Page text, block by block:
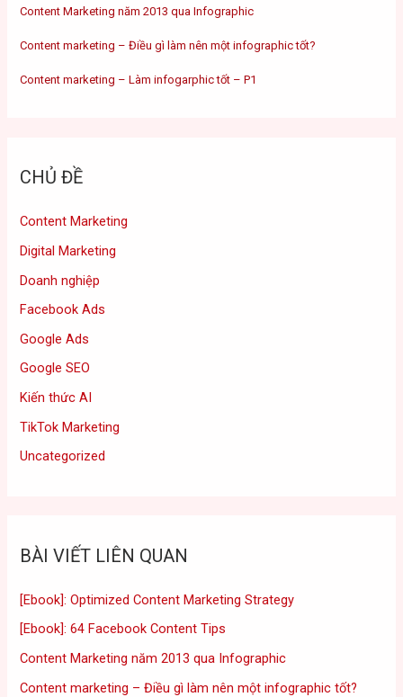
Content Marketing năm 2013 qua Infographic
Content marketing – Điều gì làm nên một infographic tốt?
Content marketing – Làm infogarphic tốt – P1
CHỦ ĐỀ
Content Marketing
Digital Marketing
Doanh nghiệp
Facebook Ads
Google Ads
Google SEO
Kiến thức AI
TikTok Marketing
Uncategorized
BÀI VIẾT LIÊN QUAN
[Ebook]: Optimized Content Marketing Strategy
[Ebook]: 64 Facebook Content Tips
Content Marketing năm 2013 qua Infographic
Content marketing – Điều gì làm nên một infographic tốt?